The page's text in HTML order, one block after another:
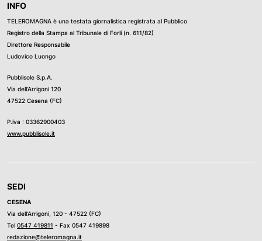
INFO
TELEROMAGNA è una testata giornalistica registrata al Pubblico
Registro della Stampa al Tribunale di Forli (n. 611/82)
Direttore Responsabile
Ludovico Luongo
Pubblisole S.p.A.
Via dell’Arrigoni 120
47522 Cesena (FC)
P.iva : 03362900403
www.pubblisole.it
SEDI
CESENA
Via dell’Arrigoni, 120 - 47522 (FC)
Tel 0547 419811 - Fax 0547 419898
redazione@teleromagna.it